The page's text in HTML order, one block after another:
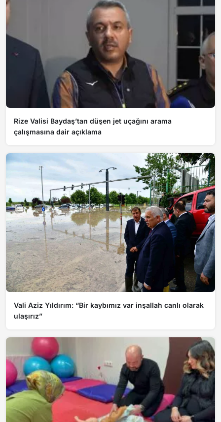
Rize Valisi Baydaş’tan düşen jet uçağını arama
çalışmasına dair açıklama
Vali Aziz Yıldırım: “Bir kaybımız var inşallah canlı olarak
ulaşırız”